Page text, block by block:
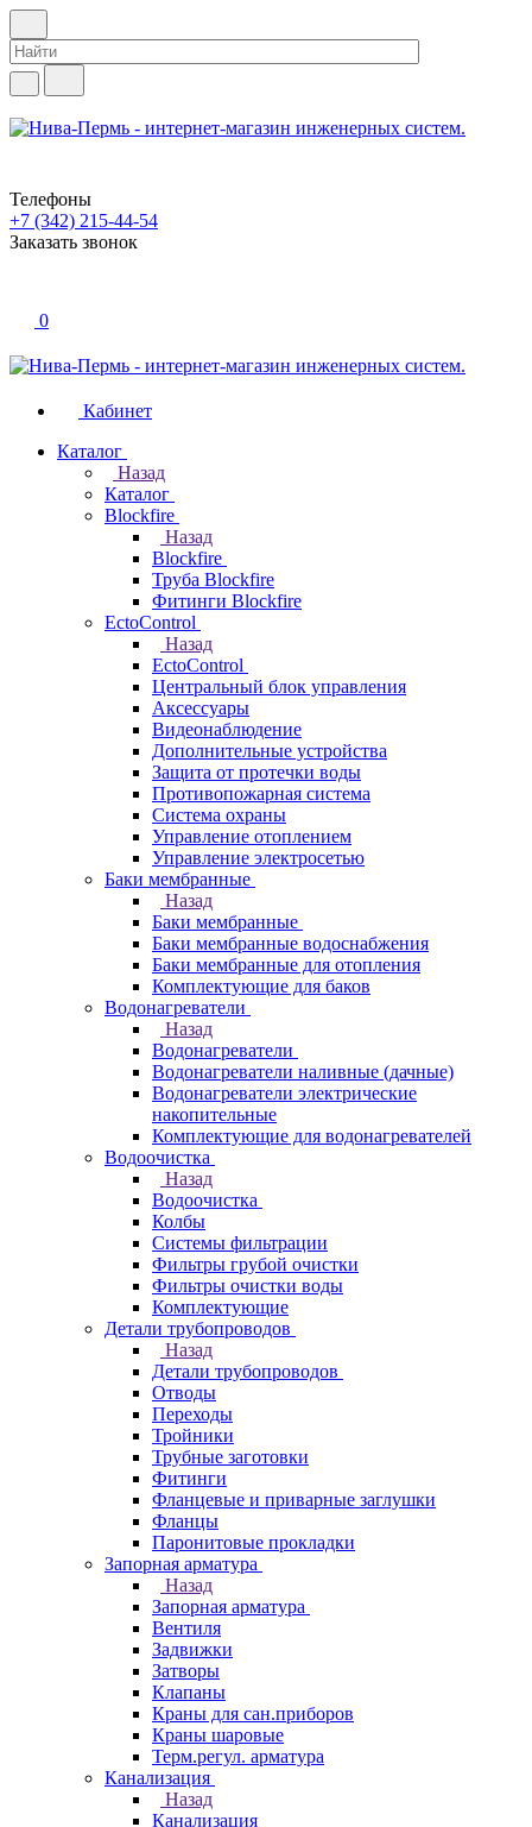
Телефоны
+7 (342) 215-44-54
Заказать звонок
0
Кабинет
Каталог
Назад
Каталог
Blockfire
Назад
Blockfire
Труба Blockfire
Фитинги Blockfire
EctoControl
Назад
EctoControl
Центральный блок управления
Аксессуары
Видеонаблюдение
Дополнительные устройства
Защита от протечки воды
Противопожарная система
Система охраны
Управление отоплением
Управление электросетью
Баки мембранные
Назад
Баки мембранные
Баки мембранные водоснабжения
Баки мембранные для отопления
Комплектующие для баков
Водонагреватели
Назад
Водонагреватели
Водонагреватели наливные (дачные)
Водонагреватели электрические
накопительные
Комплектующие для водонагревателей
Водоочистка
Назад
Водоочистка
Колбы
Системы фильтрации
Фильтры грубой очистки
Фильтры очистки воды
Комплектующие
Детали трубопроводов
Назад
Детали трубопроводов
Отводы
Переходы
Тройники
Трубные заготовки
Фитинги
Фланцевые и приварные заглушки
Фланцы
Паронитовые прокладки
Запорная арматура
Назад
Запорная арматура
Вентиля
Задвижки
Затворы
Клапаны
Краны для сан.приборов
Краны шаровые
Терм.регул. арматура
Канализация
Назад
Канализация